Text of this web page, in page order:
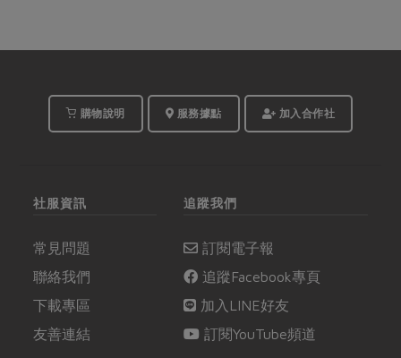
購物說明 服務據點 加入合作社
社服資訊
常見問題
聯絡我們
下載專區
友善連結
追蹤我們
訂閱電子報
追蹤Facebook專頁
加入LINE好友
訂閱YouTube頻道